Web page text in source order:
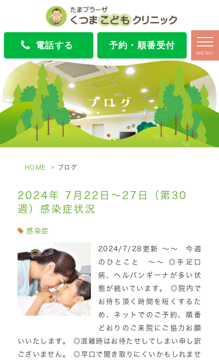
電話する 予約・順番受付
MENU
ブログ
HOME ブログ
2024年 7月22日～27日（第30
週）感染症状況
感染症
2024/7/28更新 ～～ 今週
のひとこと ～～ ◎手足口
病、ヘルパンギーナが多い状
態が続いています。 ◎院内で
お待ち頂く時間を短くするた
め、ネットでのご予約、順番
どおりのご来院にご協力お願
いいたします。 ◎混雑時はお待たせしてしまい申し訳
ございません。 ◎早口で聞き取りにくいかもしれませ